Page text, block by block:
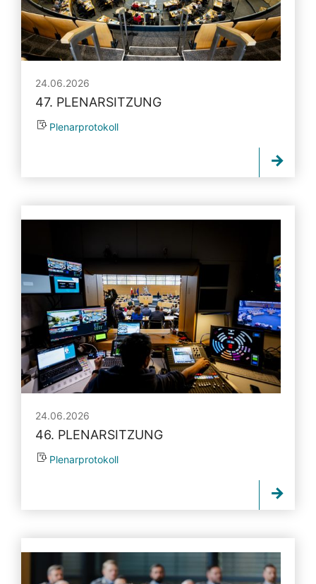
24.06.2026
47. PLENARSITZUNG
Plenarprotokoll
24.06.2026
46. PLENARSITZUNG
Plenarprotokoll